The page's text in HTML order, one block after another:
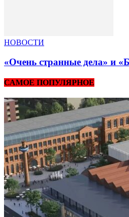
НОВОСТИ
«Очень странные дела» и
САМОЕ ПОПУЛЯРНОЕ